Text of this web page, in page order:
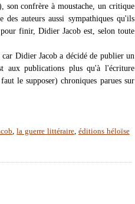
son confrère à moustache, un critique
auteurs aussi sympathiques qu'ils
finir, Didier Jacob est, selon toute
Didier Jacob a décidé de publier un
aux publications plus qu'à l'écriture
le supposer) chroniques parues sur
,la guerre littéraire, éditions héloïse